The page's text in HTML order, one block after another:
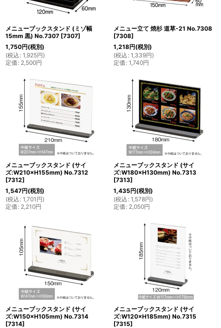
メニューブックスタンド (ミゾ幅
15mm 黒) No.7307 [7307]
1,750円(税別)
(税込 : 1,925円)
定価 : 2,500円
メニュー立て 焼杉 道草-21 No.7308
[7308]
1,218円(税別)
(税込 : 1,339円)
定価 : 1,740円
メニューブックスタンド (サイ
ズ:W210×H155mm) No.7312
[7312]
1,547円(税別)
(税込 : 1,701 円)
定価 : 2,210円
メニューブックスタンド (サイ
ズ:W180×H130mm) No.7313
[7313]
1,435円(税別)
(税込 : 1,578円)
定価 : 2,050円
メニューブックスタンド (サイ
ズ:W150×H105mm) No.7314
[7314]
メニューブックスタンド (サイ
ズ:W120×H185mm) No.7315
[7315]